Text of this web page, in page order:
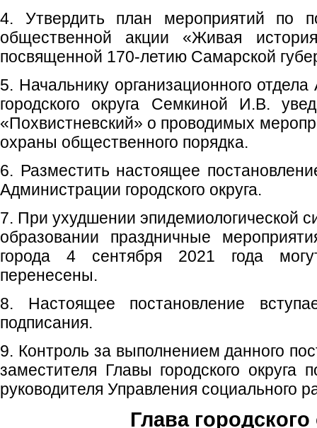
4. Утвердить план мероприятий по
общественной акции «Живая
посвященной 170-летию Самарской
5. Начальнику организационного
городского округа Семкиной И.В.
«Похвистневский» о проводимых
охраны общественного порядка.
6. Разместить настоящее
Администрации городского округа.
7. При ухудшении эпидемиологической
образовании праздничные
города 4 сентября 2021 года
перенесены.
8. Настоящее постановление
подписания.
9. Контроль за выполнением данного
заместителя Главы городского
руководителя Управления социального
Глава городского